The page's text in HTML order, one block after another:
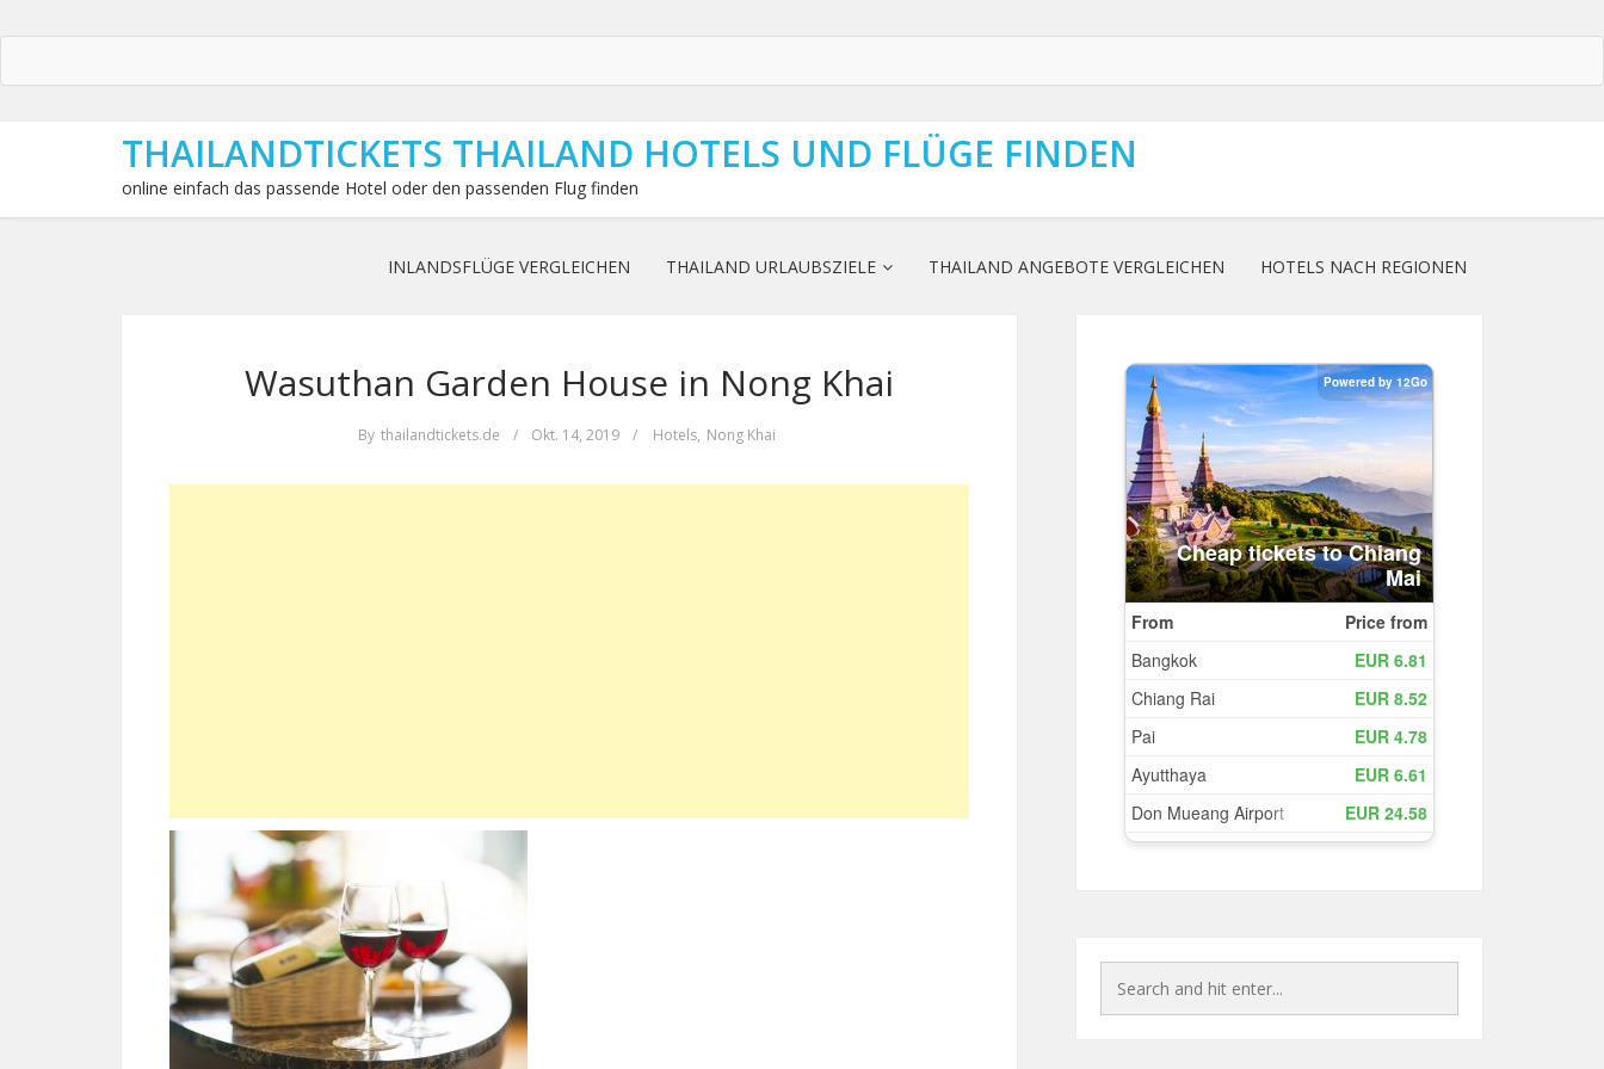
THAILANDTICKETS THAILAND HOTELS UND FLÜGE FINDEN
online einfach das passende Hotel oder den passenden Flug finden
INLANDSFLÜGE VERGLEICHEN THAILAND URLAUBSZIELE THAILAND ANGEBOTE VERGLEICHEN HOTELS NACH REGIONEN
Wasuthan Garden House in Nong Khai
By thailandtickets.de / Okt. 14, 2019 / Hotels, Nong Khai